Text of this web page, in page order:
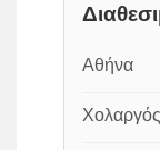
Αθήνα
Χολαργός